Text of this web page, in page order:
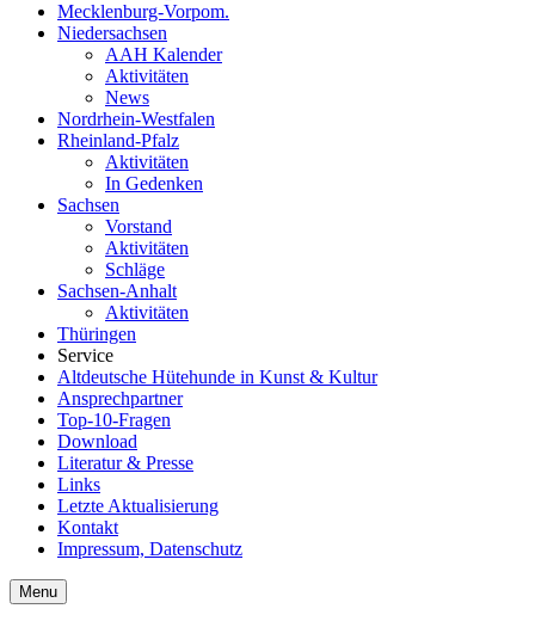
Mecklenburg-Vorpom.
Niedersachsen
AAH Kalender
Aktivitäten
News
Nordrhein-Westfalen
Rheinland-Pfalz
Aktivitäten
In Gedenken
Sachsen
Vorstand
Aktivitäten
Schläge
Sachsen-Anhalt
Aktivitäten
Thüringen
Service
Altdeutsche Hütehunde in Kunst & Kultur
Ansprechpartner
Top-10-Fragen
Download
Literatur & Presse
Links
Letzte Aktualisierung
Kontakt
Impressum, Datenschutz
Menu